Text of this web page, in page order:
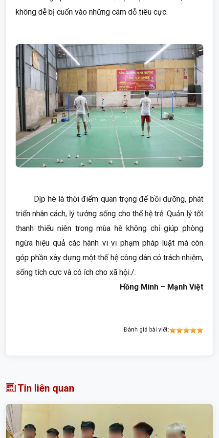
không dễ bị cuốn vào những cám dỗ tiêu cực.
Dịp hè là thời điểm quan trọng để bồi dưỡng, phát
triển nhân cách, lý tưởng sống cho thế hệ trẻ. Quản lý tốt
thanh thiếu niên trong mùa hè không chỉ giúp phòng
ngừa hiệu quả các hành vi vi phạm pháp luật mà còn
góp phần xây dựng một thế hệ công dân có trách nhiệm,
sống tích cực và có ích cho xã hội./.
Hồng Minh – Mạnh Việt
Đánh giá bài viết:
Tin liên quan